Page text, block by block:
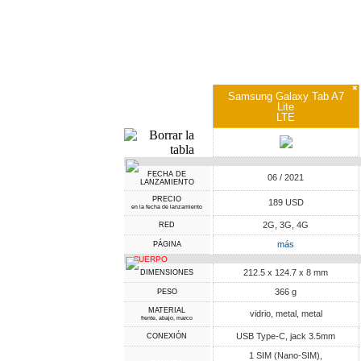
✖
Samsung Galaxy Tab A7
Lite
LTE
FECHA DE
LANZAMIENTO
06 / 2021
PRECIO
en la fecha de lanzamiento 189 USD
RED 2G, 3G, 4G
PÁGINA más
CUERPO
DIMENSIONES 212.5 x 124.7 x 8 mm
PESO 366 g
MATERIAL
frente, abajo, marco vidrio, metal, metal
CONEXIÓN USB Type-C, jack 3.5mm
1 SIM (Nano-SIM),